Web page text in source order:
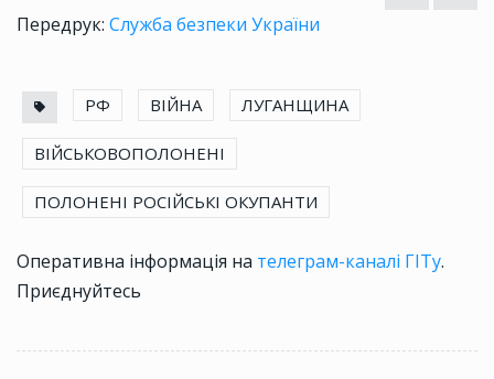
Передрук: Служба безпеки України
РФ ВІЙНА ЛУГАНЩИНА
ВІЙСЬКОВОПОЛОНЕНІ
ПОЛОНЕНІ РОСІЙСЬКІ ОКУПАНТИ
Оперативна інформація на телеграм-каналі ГІТу.
Приєднуйтесь